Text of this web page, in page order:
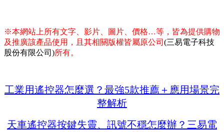
※本網站上所有文字、影片、圖片、價格…等，皆為提供購物
及推廣該產品使用，且其相關版權皆屬原公司 (三易電子科技
股份有限公司)所有。
工業用遙控器怎麼選？最強5款推薦＋應用場景完
整解析
天車遙控器按鍵失靈、訊號不穩怎麼辦？三易電